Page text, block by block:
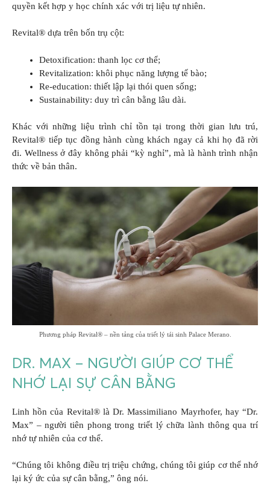
quyền kết hợp y học chính xác với trị liệu tự nhiên.
Revital® dựa trên bốn trụ cột:
Detoxification: thanh lọc cơ thể;
Revitalization: khôi phục năng lượng tế bào;
Re-education: thiết lập lại thói quen sống;
Sustainability: duy trì cân bằng lâu dài.
Khác với những liệu trình chỉ tồn tại trong thời gian lưu trú,
Revital® tiếp tục đồng hành cùng khách ngay cả khi họ đã rời
đi. Wellness ở đây không phải “kỳ nghỉ”, mà là hành trình nhận
thức về bản thân.
Phương pháp Revital® – nền tảng của triết lý tái sinh Palace Merano.
DR. MAX – NGƯỜI GIÚP CƠ THỂ
NHỚ LẠI SỰ CÂN BẰNG
Linh hồn của Revital® là Dr. Massimiliano Mayrhofer, hay “Dr.
Max” – người tiên phong trong triết lý chữa lành thông qua trí
nhớ tự nhiên của cơ thể.
“Chúng tôi không điều trị triệu chứng, chúng tôi giúp cơ thể nhớ
lại ký ức của sự cân bằng,” ông nói.